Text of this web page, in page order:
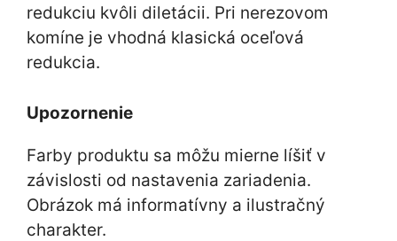
redukciu kvôli diletácii. Pri nerezovom
komíne je vhodná klasická oceľová
redukcia.
Upozornenie
Farby produktu sa môžu mierne líšiť v
závislosti od nastavenia zariadenia.
Obrázok má informatívny a ilustračný
charakter.